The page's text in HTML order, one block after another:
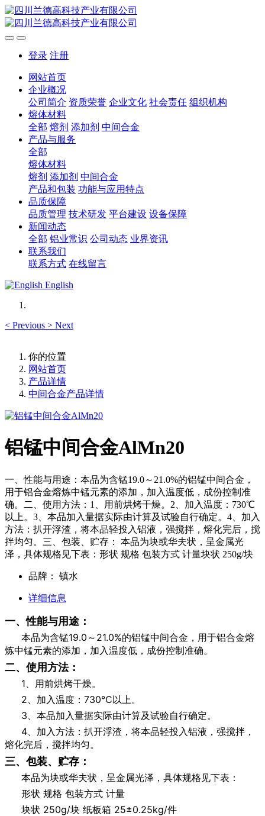
登录 注册
网站首页
企业概况
公司简介 资质荣誉 企业文化 社会责任 组织机构
熔体材料
全部 熔剂 添加剂 中间合金
产品与服务
全部
熔体材料
熔剂 添加剂 中间合金
产品和包装 功能与应用特点
品质保障
品质管理 技术研发 平台建设 设备保障
新闻动态
全部 铝业常识 公司动态 业界资讯
联系我们
联系方式 在线留言
English
< Previous > Next
你的位置
网站首页
产品详情
中间合金产品详情
铝锰中间合金AlMn20
一、性能与用途：本品为含锰19.0～21.0%的铝锰中间合金，
用于铝合金熔炼中锰元素的添加，加入温度低，成份控制准
确。二、使用方法：1、用前烘烤干燥。2、加入温度：730℃
以上。3、本品加入量据实际由计算及试验自行确定。4、加入
方法：扒开浮渣，将本品轻投入铝液，强搅拌，熔化完后，搅
拌均匀。三、包装、贮存： 本品为块或华夫状，呈金属光
泽，具体规格见下表：形状 规格 包装方式 计量块状 250g/块
品牌： 镇水
详细信息
一、性能与用途：
本品为含锰19.0～21.0%的铝锰中间合金，用于铝合金熔
炼中锰元素的添加，加入温度低，成份控制准确。
二、使用方法：
1、用前烘烤干燥。
2、加入温度：730℃以上。
3、本品加入量据实际由计算及试验自行确定。
4、加入方法：扒开浮渣，将本品轻投入铝液，强搅拌，
熔化完后，搅拌均匀。
三、包装、贮存：
本品为块或华夫状，呈金属光泽，具体规格见下表：
形状 规格 包装方式 计量
块状 250g/块 纸板箱 25±0.25kg/件